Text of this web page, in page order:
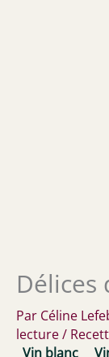
Délices
Par Céline
lecture/
Vin blanc